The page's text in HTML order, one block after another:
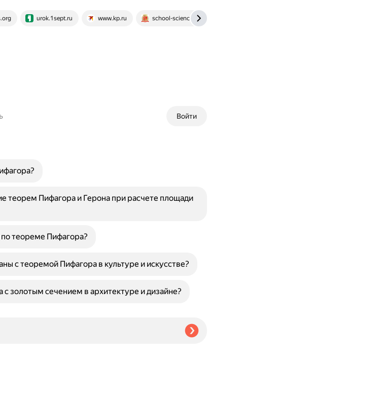
urok.1sept.ru www.kp.ru school-science.ru
Войти
теорем Пифагора и Герона при расчете площади
по теореме Пифагора?
с теоремой Пифагора в культуре и искусстве?
с золотым сечением в архитектуре и дизайне?